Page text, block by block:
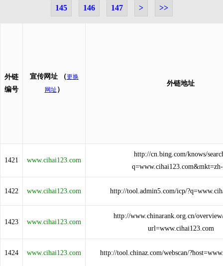
145 146 147 > >>
外链
编号
宣传网址 （更换
网址 ）
外链地址
1421 www.cihai123.com
http://cn.bing.com/knows/
1422 www.cihai123.com http://tool.admin5.com/icp/
1423 www.cihai123.com
http://www.chinarank.org.cn/
url=www.cihai123.com
1424 www.cihai123.com http://tool.chinaz.com/webscan/